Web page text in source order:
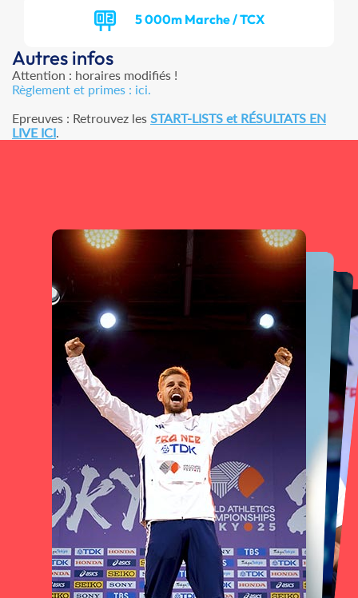
5 000m Marche / TCX
Autres infos
Attention : horaires modifiés !
Règlement et primes : ici.
Epreuves : Retrouvez les START-LISTS et RÉSULTATS EN
LIVE ICI.